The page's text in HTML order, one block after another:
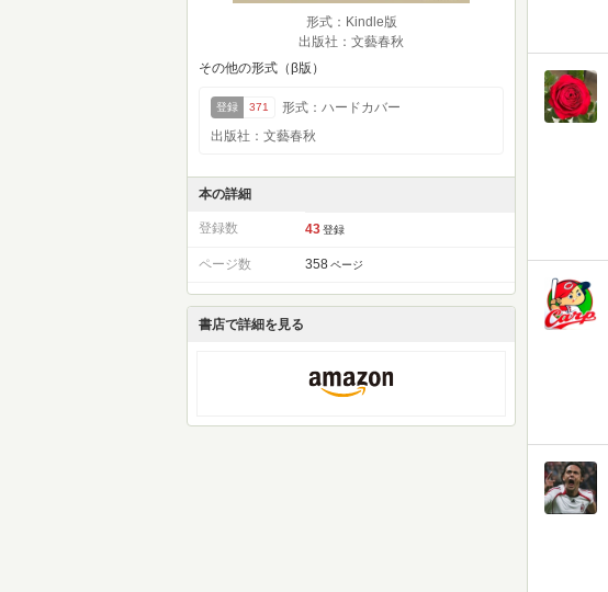
形式：Kindle版
出版社：文藝春秋
その他の形式（β版）
登録 371
形式：ハードカバー
出版社：文藝春秋
本の詳細
登録数 43 登録
ページ数 358 ページ
書店で詳細を見る